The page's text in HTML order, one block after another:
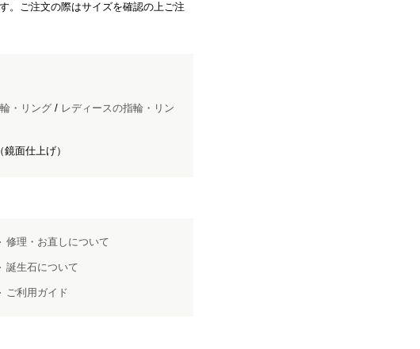
。ご注文の際はサイズを確認の上ご注
・リング / レディースの指輪・リン
面仕上げ）
修理・お直しについて
誕生石について
ご利用ガイド